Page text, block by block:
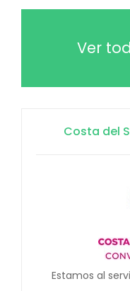
Ver
Costa del
Estamos al